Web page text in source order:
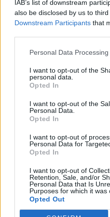
IAB’s list of downstream
also be disclosed by us to
Downstream Participants that
Personal Data
I want to opt-out of the
personal data.
Opted In
I want to opt-out of the
Personal Data.
Opted In
I want to opt-out of
Personal Data for
Opted In
I want to opt-out of
Retention, Sale, and/or
Personal Data that Is
Purposes for which it was
Opted Out
vaikus: jiems kilusi grėsmė
Žinios | Lietuvos diena
Vaizdai iš tragiškos avarijos
vaiko gyvybių išgelbėti
Žinios | Lietuvos diena
Savaitės vidurys nusimato
Žinios | Orai
Nufilmavo, kaip patvino
vaizdas pribloškia
Žinios | Lietuvos diena